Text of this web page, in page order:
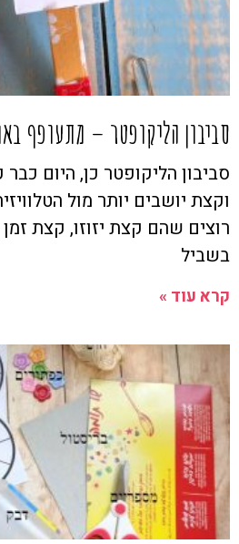
סביבון הליקופטר – מתעופף
סביבון הליקופטר כן, היום
וקצת יושבים יותר מול
רוצים שהם קצת יזוזו, קצת
בשביל
קרא עוד »